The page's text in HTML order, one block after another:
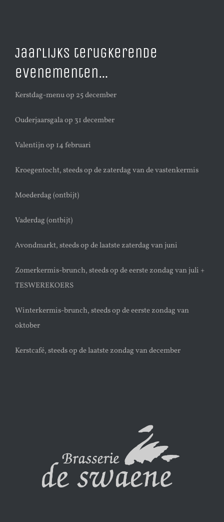
Jaarlijks terugkerende
evenementen…
Kerstdag-menu op 25 december
Ouderjaarsgala op 31 december
Valentijn op 14 februari
Kroegentocht, steeds op de zaterdag van de vastenkermis
Moederdag (ontbijt)
Vaderdag (ontbijt)
Avondmarkt, steeds op de laatste zaterdag van juni
Zomerkermis-brunch, steeds op de eerste zondag van juli +
TESWEREKOERS
Winterkermis-brunch, steeds op de eerste zondag van
oktober
Kerstcafé, steeds op de laatste zondag van december